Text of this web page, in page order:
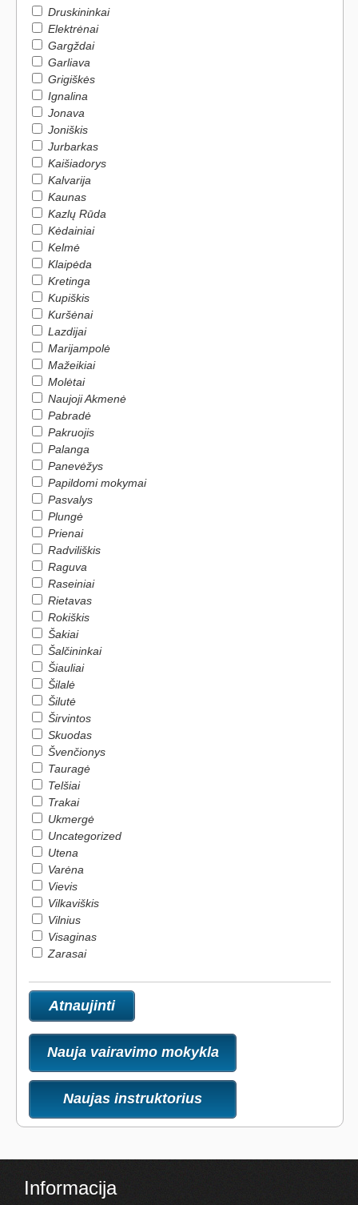
Druskininkai
Elektrėnai
Gargždai
Garliava
Grigiškės
Ignalina
Jonava
Joniškis
Jurbarkas
Kaišiadorys
Kalvarija
Kaunas
Kazlų Rūda
Kėdainiai
Kelmė
Klaipėda
Kretinga
Kupiškis
Kuršėnai
Lazdijai
Marijampolė
Mažeikiai
Molėtai
Naujoji Akmenė
Pabradė
Pakruojis
Palanga
Panevėžys
Papildomi mokymai
Pasvalys
Plungė
Prienai
Radviliškis
Raguva
Raseiniai
Rietavas
Rokiškis
Šakiai
Šalčininkai
Šiauliai
Šilalė
Šilutė
Širvintos
Skuodas
Švenčionys
Tauragė
Telšiai
Trakai
Ukmergė
Uncategorized
Utena
Varėna
Vievis
Vilkaviškis
Vilnius
Visaginas
Zarasai
Nauja vairavimo mokykla
Naujas instruktorius
Informacija